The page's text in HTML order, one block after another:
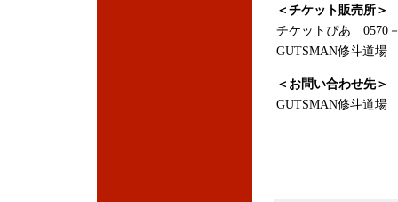
＜チケット販売所＞
チケットぴあ 0570
GUTSMAN修斗道場
＜お問い合わせ先＞
GUTSMAN修斗道場